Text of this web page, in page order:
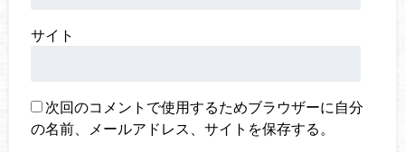
サイト
次回のコメントで使用するためブラウザーに自分
の名前、メールアドレス、サイトを保存する。